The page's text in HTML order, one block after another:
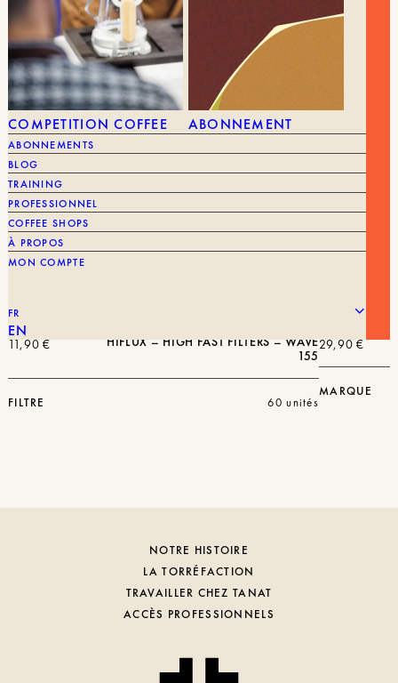
COMPETITION COFFEE ABONNEMENT
ABONNEMENTS
BLOG
TRAINING
PROFESSIONNEL
COFFEE SHOPS
À PROPOS
MON COMPTE
FR
EN
HIFLUX – HIGH FAST FILTERS – WAVE
155
11,90€
FILTRE 60 unités
29,90€
MARQUE
NOTRE HISTOIRE
LA TORRÉFACTION
TRAVAILLER CHEZ TANAT
ACCÈS PROFESSIONNELS